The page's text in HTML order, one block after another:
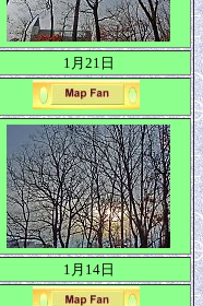
1月21日
1月14日